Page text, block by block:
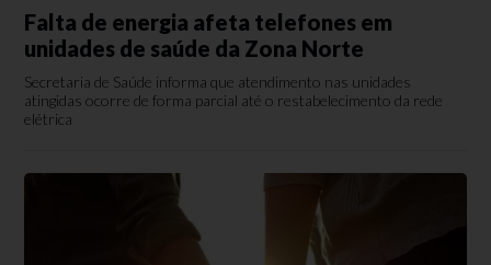
Falta de energia afeta telefones em
unidades de saúde da Zona Norte
Secretaria de Saúde informa que atendimento nas unidades
atingidas ocorre de forma parcial até o restabelecimento da rede
elétrica